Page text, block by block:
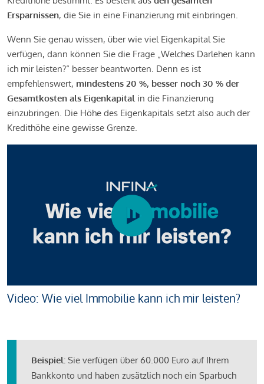
Ersparnissen, die Sie in eine Finanzierung mit einbringen.
Wenn Sie genau wissen, über wie viel Eigenkapital Sie
verfügen, dann können Sie die Frage „Welches Darlehen kann
ich mir leisten?“ besser beantworten. Denn es ist
empfehlenswert, mindestens 20 %, besser noch 30 % der
Gesamtkosten als Eigenkapital in die Finanzierung
einzubringen. Die Höhe des Eigenkapitals setzt also auch der
Kredithöhe eine gewisse Grenze.
Video: Wie viel Immobilie kann ich mir leisten?
Beispiel: Sie verfügen über 60.000 Euro auf Ihrem
Bankkonto und haben zusätzlich noch ein Sparbuch